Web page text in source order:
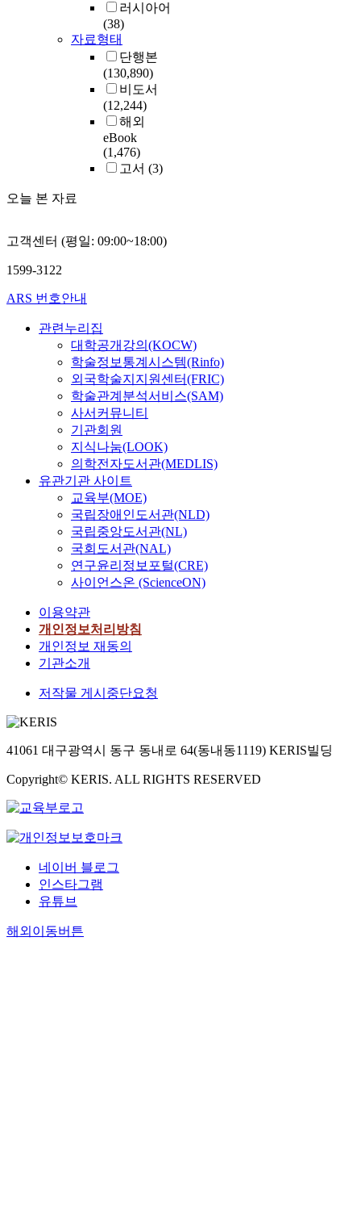
러시아어
(38)
자료형태
단행본
(130,890)
비도서
(12,244)
해외
eBook
(1,476)
고서 (3)
오늘 본 자료
고객센터 (평일: 09:00~18:00)
1599-3122
ARS 번호안내
관련누리집
대학공개강의(KOCW)
학술정보통계시스템(Rinfo)
외국학술지지원센터(FRIC)
학술관계분석서비스(SAM)
사서커뮤니티
기관회원
지식나눔(LOOK)
의학전자도서관(MEDLIS)
유관기관 사이트
교육부(MOE)
국립장애인도서관(NLD)
국립중앙도서관(NL)
국회도서관(NAL)
연구윤리정보포털(CRE)
사이언스온 (ScienceON)
이용약관
개인정보처리방침
개인정보 재동의
기관소개
저작물 게시중단요청
41061 대구광역시 동구 동내로 64(동내동1119) KERIS빌딩
Copyright© KERIS. ALL RIGHTS RESERVED
네이버 블로그
인스타그램
유튜브
해외이동버튼